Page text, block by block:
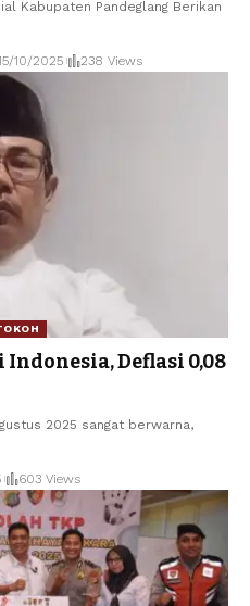
Kabupaten Pandeglang Berikan
10/2025 238 Views
Deflasi 0,08
2025 sangat berwarna,
603 Views